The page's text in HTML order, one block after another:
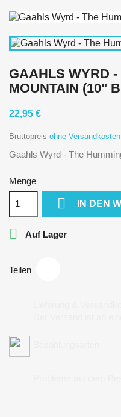
GAAHLS WYRD -
MOUNTAIN (10"
22,95 €
Bruttopreis ohne Versandkosten
Gaahls Wyrd - The
Menge
 IN DEN
 Auf Lager
Teilen